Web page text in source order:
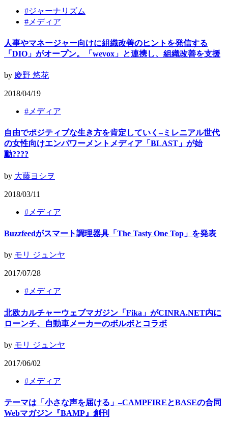
#ジャーナリズム
# メディア
人事やマネージャー向けに組織改善のヒントを発信する
「DIO」がオープン。「wevox」と連携し、組織改善を支援
by 慶野 悠花
2018/04/19
# メディア
自由でポジティブな生き方を肯定していく–ミレニアル世代
の女性向けエンパワーメントメディア「BLAST」が始
動????
by 大藤ヨシヲ
2018/03/11
# メディア
Buzzfeedがスマート調理器具「The Tasty One Top」を発表
by モリ ジュンヤ
2017/07/28
# メディア
北欧カルチャーウェブマガジン「Fika」がCINRA.NET内に
ローンチ、自動車メーカーのボルボとコラボ
by モリ ジュンヤ
2017/06/02
# メディア
テーマは「小さな声を届ける」–CAMPFIREとBASEの合同
Webマガジン『BAMP』創刊